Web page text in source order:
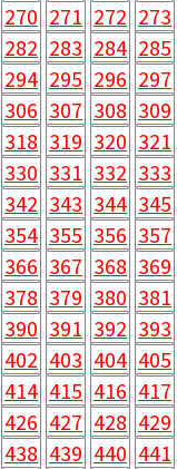
270 271 272 273
282 283 284 285
294 295 296 297
306 307 308 309
318 319 320 321
330 331 332 333
342 343 344 345
354 355 356 357
366 367 368 369
378 379 380 381
390 391 392 393
402 403 404 405
414 415 416 417
426 427 428 429
438 439 440 441